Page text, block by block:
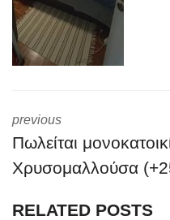
previous
Πωλείται
Χρυσομαλλούσα
RELATED POSTS